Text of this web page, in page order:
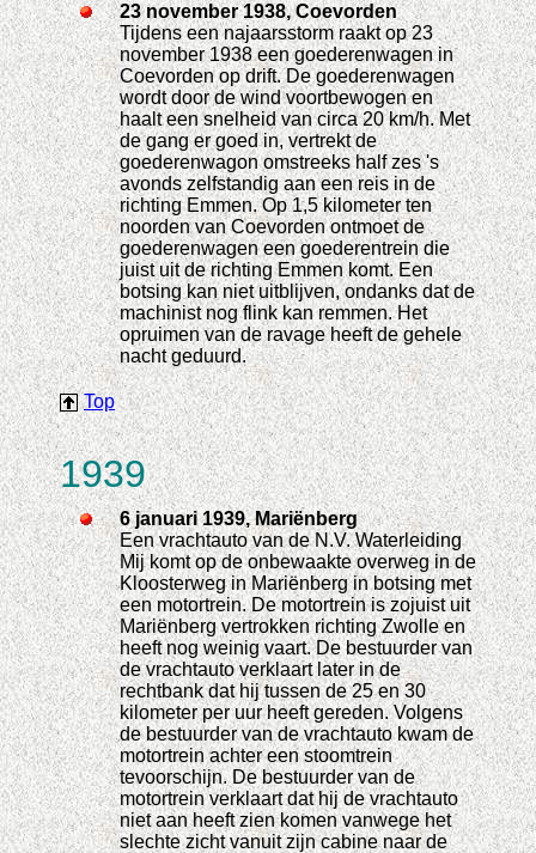
23 november 1938, Coevorden
Tijdens een najaarsstorm raakt op 23
november 1938 een goederenwagen in
Coevorden op drift. De goederenwagen
wordt door de wind voortbewogen en
haalt een snelheid van circa 20 km/h. Met
de gang er goed in, vertrekt de
goederenwagon omstreeks half zes 's
avonds zelfstandig aan een reis in de
richting Emmen. Op 1,5 kilometer ten
noorden van Coevorden ontmoet de
goederenwagen een goederentrein die
juist uit de richting Emmen komt. Een
botsing kan niet uitblijven, ondanks dat de
machinist nog flink kan remmen. Het
opruimen van de ravage heeft de gehele
nacht geduurd.
Top
1939
6 januari 1939, Mariënberg
Een vrachtauto van de N.V. Waterleiding
Mij komt op de onbewaakte overweg in de
Kloosterweg in Mariënberg in botsing met
een motortrein. De motortrein is zojuist uit
Mariënberg vertrokken richting Zwolle en
heeft nog weinig vaart. De bestuurder van
de vrachtauto verklaart later in de
rechtbank dat hij tussen de 25 en 30
kilometer per uur heeft gereden. Volgens
de bestuurder van de vrachtauto kwam de
motortrein achter een stoomtrein
tevoorschijn. De bestuurder van de
motortrein verklaart dat hij de vrachtauto
niet aan heeft zien komen vanwege het
slechte zicht vanuit zijn cabine naar de